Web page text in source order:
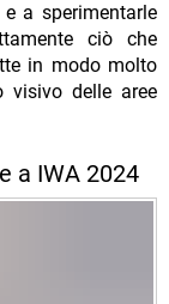
a sperimentarle
ciò che
in modo molto
visivo delle aree
a IWA 2024